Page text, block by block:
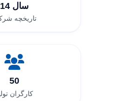
14 سال
تاریخچه
50
کارگران